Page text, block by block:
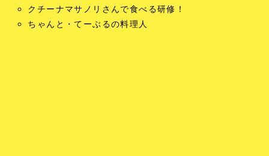
クチーナマサノリさんで食べる研修！
ちゃんと・てーぶるの料理人